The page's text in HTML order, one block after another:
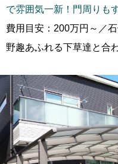
で雰囲気一新！門周りも
費用目安：200万円～／
野趣あふれる下草達と合